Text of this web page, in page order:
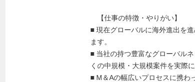
【仕事の特徴・やりがい】
■ 現在グローバルに海外進出を
ます。
■ 当社の持つ豊富なグローバル
くの中規模・大規模案件を実際
■ M＆Aの幅広いプロセスに携わ